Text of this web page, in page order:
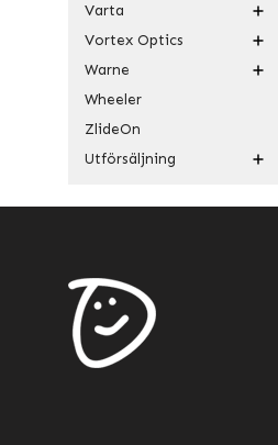
Varta
Vortex Optics
Warne
Wheeler
ZlideOn
Utförsäljning